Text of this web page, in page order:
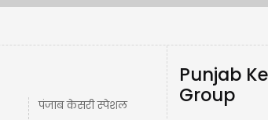
पंजाब केसरी स्पेशल
Punjab
Group